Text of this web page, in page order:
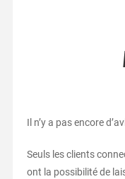
Il n’y a pas encore
Seuls les clients
ont la possibilité de